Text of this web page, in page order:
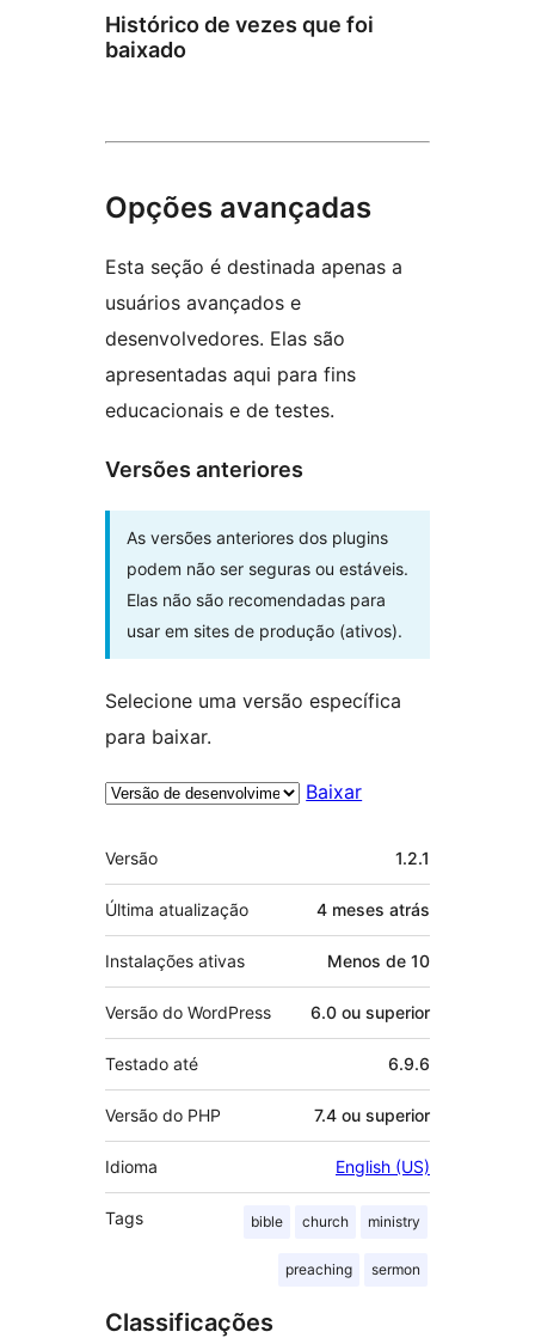
Histórico de vezes que foi
baixado
Opções avançadas
Esta seção é destinada apenas a
usuários avançados e
desenvolvedores. Elas são
apresentadas aqui para fins
educacionais e de testes.
Versões anteriores
As versões anteriores dos plugins
podem não ser seguras ou estáveis.
Elas não são recomendadas para
usar em sites de produção (ativos).
Selecione uma versão específica
para baixar.
Baixar
Meta
Versão 1.2.1
Última atualização 4 meses atrás
Instalações ativas Menos de 10
Versão do WordPress 6.0 ou superior
Testado até 6.9.6
Versão do PHP 7.4 ou superior
Idioma English (US)
Tags bible church ministry
preaching sermon
Classificações